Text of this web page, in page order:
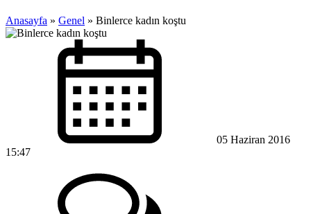
Anasayfa » Genel » Binlerce kadın koştu
05 Haziran 2016
15:47